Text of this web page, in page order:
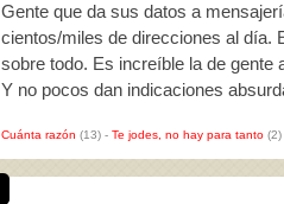
Gente que da sus datos a
cientos/miles de direcciones al día.
sobre todo. Es increíble la de gente
Y no pocos dan indicaciones
Cuánta razón (13) - Te jodes, no hay para tanto (2)